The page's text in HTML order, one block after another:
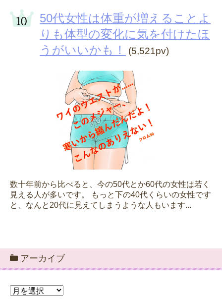
50代女性は体重が増えることよ
りも体型の変化に気を付けたほ
うがいいかも！
(5,521pv)
数十年前から比べると、今の50代とか60代の女性は若く
見える人が多いです。 もっと下の40代くらいの女性です
と、なんと20代に見えてしまうような人もいます...
アーカイブ
ア